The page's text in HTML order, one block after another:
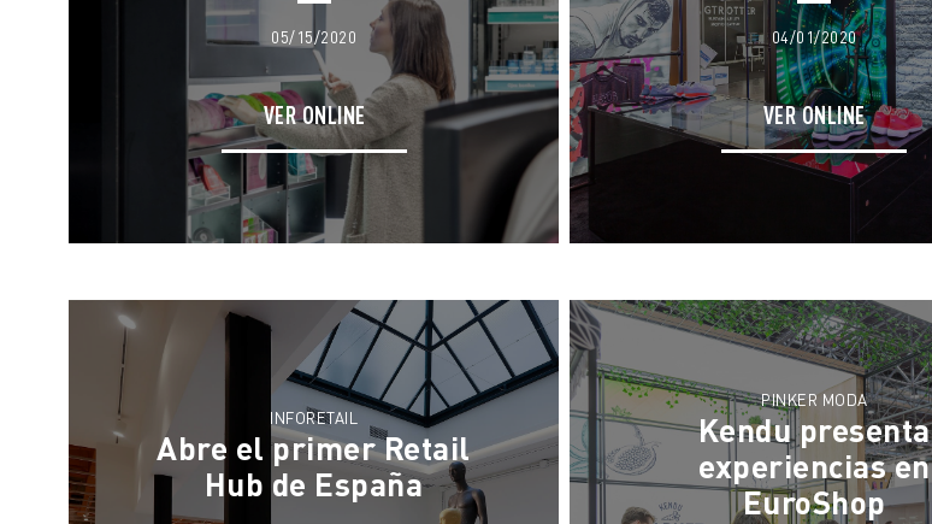
05/15/2020
VER ONLINE
04/01/2020
VER ONLINE
INFORETAIL
Abre el primer Retail
Hub de España
PINKER MODA
Kendu presenta
experiencias en
EuroShop